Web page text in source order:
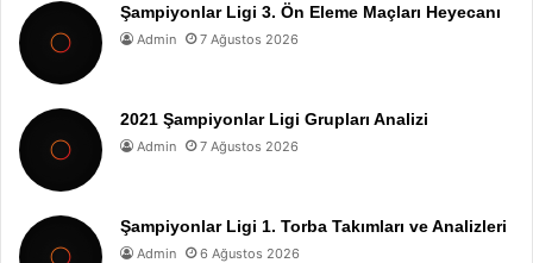
Şampiyonlar Ligi 3. Ön Eleme Maçları Heyecanı
Admin 7 Ağustos 2026
2021 Şampiyonlar Ligi Grupları Analizi
Admin 7 Ağustos 2026
Şampiyonlar Ligi 1. Torba Takımları ve Analizleri
Admin 6 Ağustos 2026